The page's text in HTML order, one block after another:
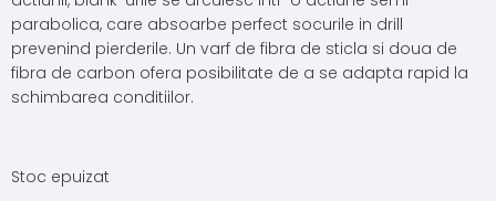
parabolica, care absoarbe perfect socurile in drill
prevenind pierderile. Un varf de fibra de sticla si doua de
fibra de carbon ofera posibilitate de a se adapta rapid la
schimbarea conditiilor.
Stoc epuizat